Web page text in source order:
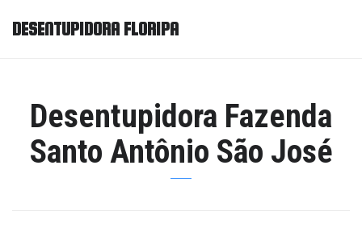
DESENTUPIDORA FLORIPA
Desentupidora Fazenda
Santo Antônio São José